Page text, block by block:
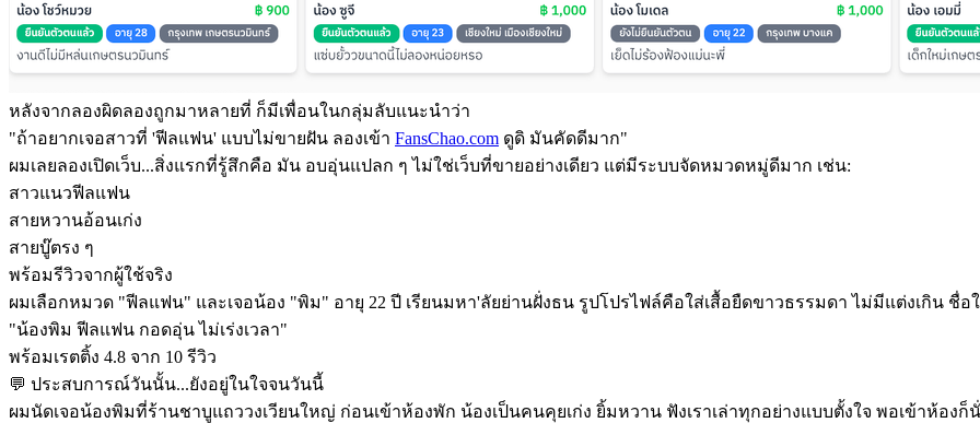
หลังจากลองผิดลองถูกมาหลายที่ ก็มีเพื่อนในกลุ่มลับแนะนำว่า
"ถ้าอยากเจอสาวที่ 'ฟีลแฟน' แบบไม่ขายฝัน ลองเข้า FansChao.com ดูดิ มันคัดดีมาก"
ผมเลยลองเปิดเว็บ...สิ่งแรกที่รู้สึกคือ มัน อบอุ่นแปลก ๆ ไม่ใช่เว็บที่ขายอย่างเดียว แต่มีระบบจัดหมวดหมู่ดีมาก เช่น:
สาวแนวฟีลแฟน
สายหวานอ้อนเก่ง
สายบู๊ตรง ๆ
พร้อมรีวิวจากผู้ใช้จริง
ผมเลือกหมวด "ฟีลแฟน" และเจอน้อง "พิม" อายุ 22 ปี เรียนมหา'ลัยย่านฝั่งธน รูปโปรไฟล์คือใส่เสื้อยืดขาวธรรมดา ไม่มีแต่งเกิน ชื่อ
"น้องพิม ฟีลแฟน กอดอุ่น ไม่เร่งเวลา"
พร้อมเรตติ้ง 4.8 จาก 10 รีวิว
💬 ประสบการณ์วันนั้น...ยังอยู่ในใจจนวันนี้
ผมนัดเจอน้องพิมที่ร้านชาบูแถววงเวียนใหญ่ ก่อนเข้าห้องพัก น้องเป็นคนคุยเก่ง ยิ้มหวาน ฟังเราเล่าทุกอย่างแบบตั้งใจ พอเข้าห้อ